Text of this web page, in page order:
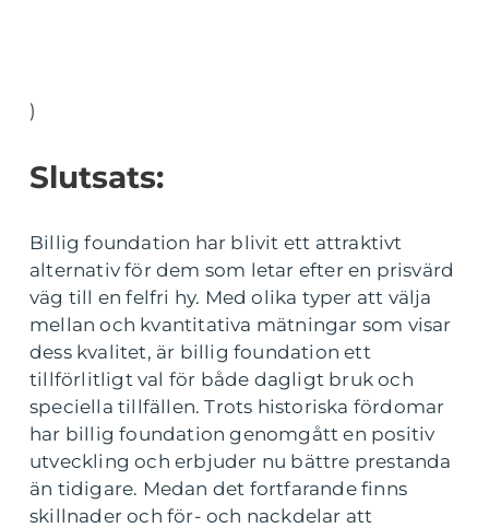
)
Slutsats:
Billig foundation har blivit ett attraktivt
alternativ för dem som letar efter en prisvärd
väg till en felfri hy. Med olika typer att välja
mellan och kvantitativa mätningar som visar
dess kvalitet, är billig foundation ett
tillförlitligt val för både dagligt bruk och
speciella tillfällen. Trots historiska fördomar
har billig foundation genomgått en positiv
utveckling och erbjuder nu bättre prestanda
än tidigare. Medan det fortfarande finns
skillnader och för- och nackdelar att